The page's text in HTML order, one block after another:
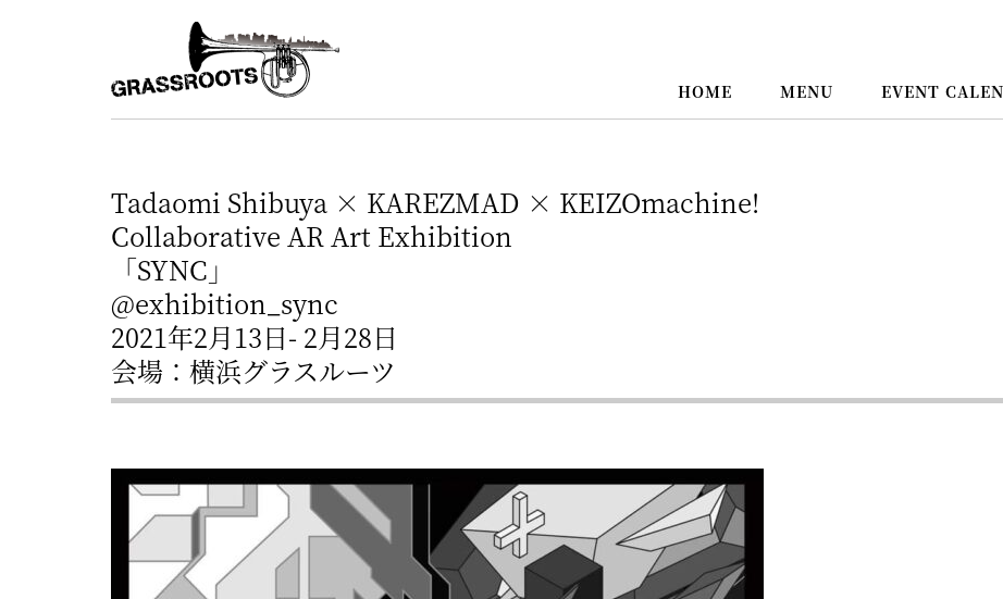
浜
グ
ス
ル
ー
ツ
–
YOKOHAMA
–
駅
北
口
か
ら
徒
歩
約
3
鶴
屋
町
HOME MENU EVENT
Tadaomi Shibuya × KAREZMAD × KEIZOmachine!
Collaborative AR Art Exhibition
「SYNC」
@exhibition_sync
2021年2月13日- 2月28日
会場：横浜グラスルーツ